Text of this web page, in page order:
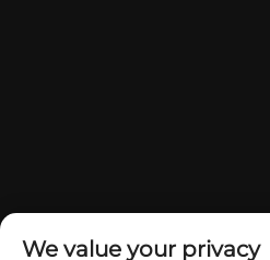
We value your privacy